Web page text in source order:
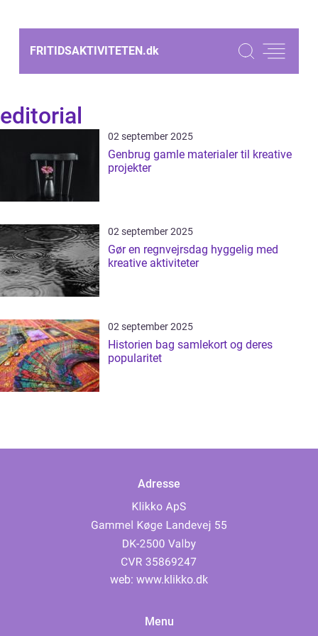
FRITIDSAKTIVITETEN.dk
editorial
02 september 2025
Genbrug gamle materialer til kreative
projekter
02 september 2025
Gør en regnvejrsdag hyggelig med
kreative aktiviteter
02 september 2025
Historien bag samlekort og deres
popularitet
Adresse
web: www.klikko.dk
Menu